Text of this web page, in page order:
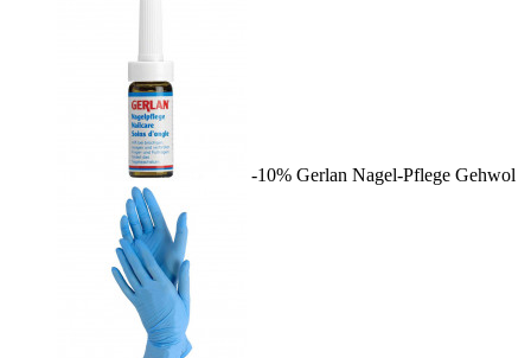
-10% Gerlan Nagel-Pflege Gehwol